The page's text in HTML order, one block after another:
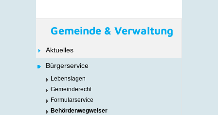
Gemeinde & Verwaltung
Aktuelles
Bürgerservice
Lebenslagen
Gemeinderecht
Formularservice
Behördenwegweiser